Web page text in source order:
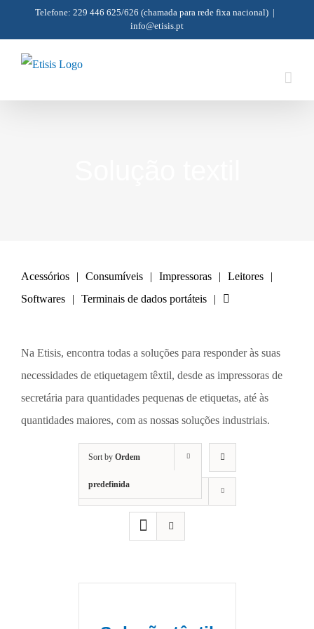
content
Telefone: 229 446 625/626 (chamada para rede fixa nacional) |
info@etisis.pt
Acessórios Consumíveis Impressoras
Leitores
Softwares
Terminais de dados portáteis
Na Etisis, encontra todas a soluções para responder às suas
necessidades de etiquetagem têxtil, desde as impressoras de
secretária para quantidades pequenas de etiquetas, até às
quantidades maiores, com as nossas soluções industriais.
Sort by Ordem
predefinida
Show